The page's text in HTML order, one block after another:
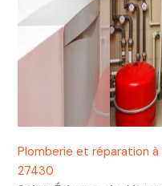
Plomberie et réparation
27430